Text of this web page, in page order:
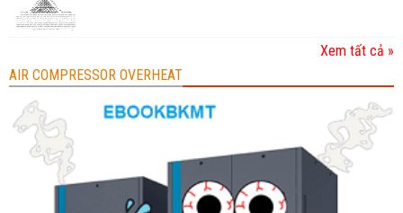
Xem tất cả »
AIR COMPRESSOR OVERHEAT